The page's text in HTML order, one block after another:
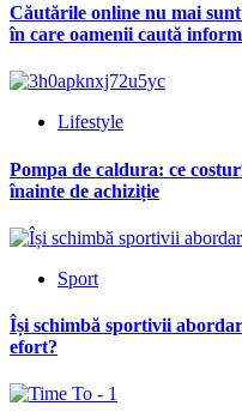
Căutările online nu mai
în care oamenii caută
Lifestyle
Pompa de caldura: ce
înainte de achiziție
Sport
Își schimbă sportivii
efort?